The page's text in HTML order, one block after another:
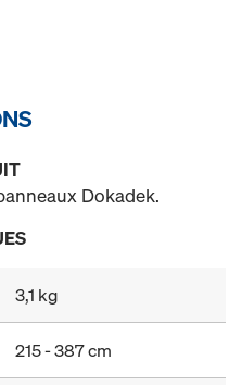
Dokadek.
3,1 kg
215 - 387 cm